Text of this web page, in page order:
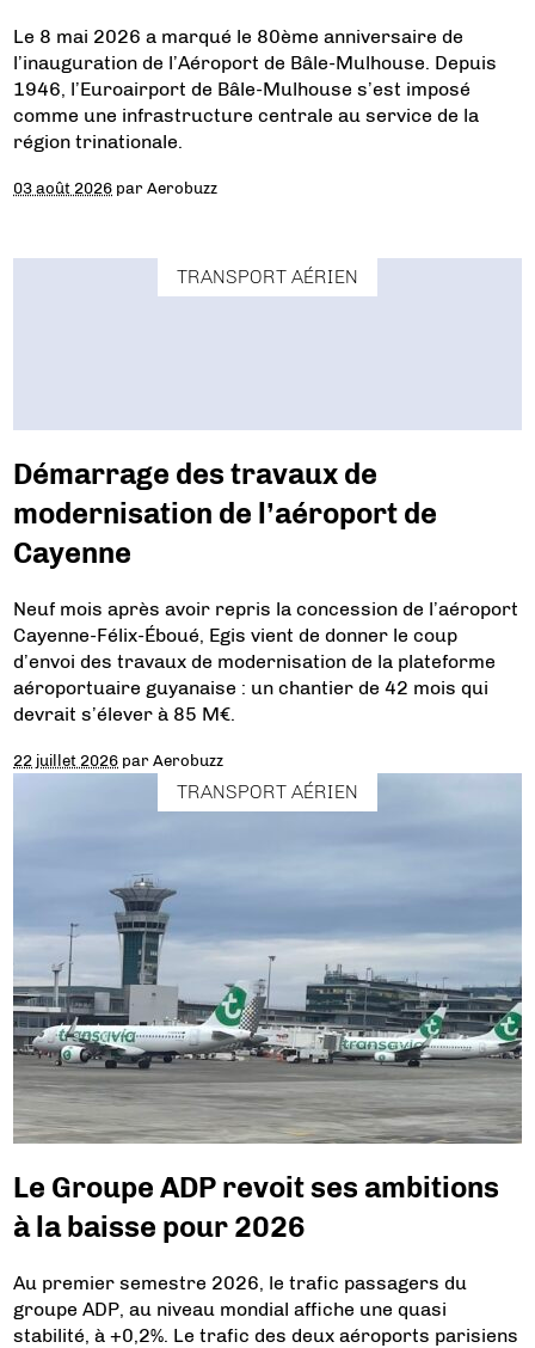
Le 8 mai 2026 a marqué le 80ème anniversaire de
l’inauguration de l’Aéroport de Bâle-Mulhouse. Depuis
1946, l’Euroairport de Bâle-Mulhouse s’est imposé
comme une infrastructure centrale au service de la
région trinationale.
03 août 2026 parAerobuzz
TRANSPORT AÉRIEN
Démarrage des travaux de
modernisation de l’aéroport de
Cayenne
Neuf mois après avoir repris la concession de l’aéroport
Cayenne-Félix-Éboué, Egis vient de donner le coup
d’envoi des travaux de modernisation de la plateforme
aéroportuaire guyanaise : un chantier de 42 mois qui
devrait s’élever à 85 M€.
22 juillet 2026 parAerobuzz
TRANSPORT AÉRIEN
Le Groupe ADP revoit ses ambitions
à la baisse pour 2026
Au premier semestre 2026, le trafic passagers du
groupe ADP, au niveau mondial affiche une quasi
stabilité, à +0,2%. Le trafic des deux aéroports parisiens